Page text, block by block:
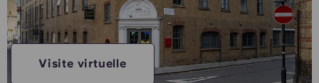
English (GB)
English (US)
Sélectionnez un pays
Sélectionnez une ville
Choisissez une résidence
Réservez maintenant
Visite virtuelle